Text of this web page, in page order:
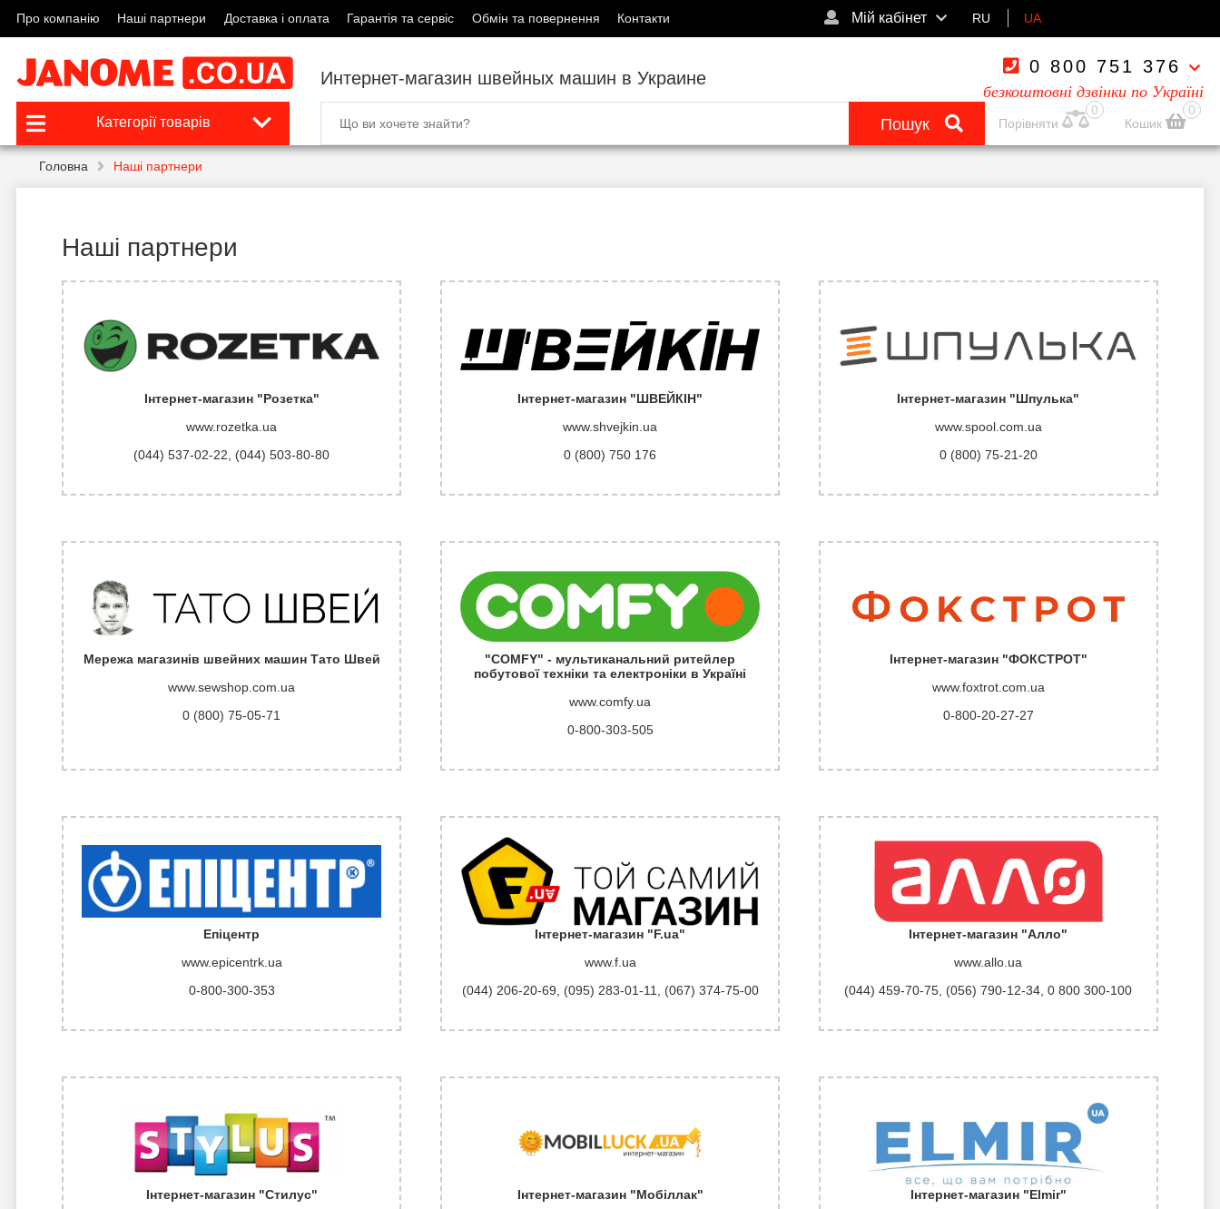
Про компанію Наші партнери Доставка і оплата Гарантія та сервіс Обмін та повернення Контакти Мій кабінет RU UA
Интернет-магазин швейных машин в Украине
0 800 751 376
безкоштовні дзвінки по Україні
Категорії товарів Пошук
0
Порівняти
0
Кошик
Головна Наші партнери
Наші партнери
Інтернет-магазин "Розетка"
www.rozetka.ua
(044) 537-02-22
(044) 503-80-80
Інтернет-магазин "ШВЕЙКІН"
www.shvejkin.ua
0 (800) 750 176
Інтернет-магазин "Шпулька"
www.spool.com.ua
0 (800) 75-21-20
Мережа магазинів швейних машин Тато Швей
www.sewshop.com.ua
0 (800) 75-05-71
"COMFY" - мультиканальний ритейлер
побутової техніки та електроніки в Україні
www.comfy.ua
0-800-303-505
Інтернет-магазин "ФОКСТРОТ"
www.foxtrot.com.ua
0-800-20-27-27
Епіцентр
www.epicentrk.ua
0-800-300-353
Інтернет-магазин "F.ua"
www.f.ua
(044) 206-20-69
(095) 283-01-11 (067) 374-75-00
Інтернет-магазин "Алло"
www.allo.ua
(044) 459-70-75 (056) 790-12-34 ,0 800 300-100
Інтернет-магазин "Стилус"
Інтернет-магазин "Мобіллак"
Інтернет-магазин "Elmir"